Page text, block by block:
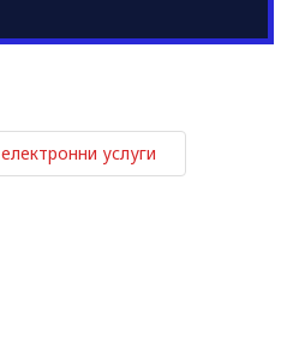
електронни услуги